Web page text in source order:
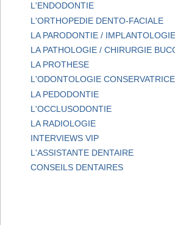
L'ENDODONTIE
L'ORTHOPEDIE DENTO-FACIALE
LA PARODONTIE / IMPLANTOLOGIE
LA PATHOLOGIE / CHIRURGIE
LA PROTHESE
L'ODONTOLOGIE CONSERVATRICE
LA PEDODONTIE
L'OCCLUSODONTIE
LA RADIOLOGIE
INTERVIEWS VIP
L'ASSISTANTE DENTAIRE
CONSEILS DENTAIRES